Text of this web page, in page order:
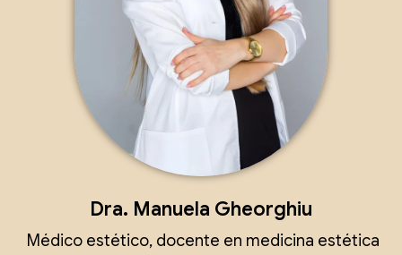
Dra. Manuela Gheorghiu
Médico estético, docente en medicina estética